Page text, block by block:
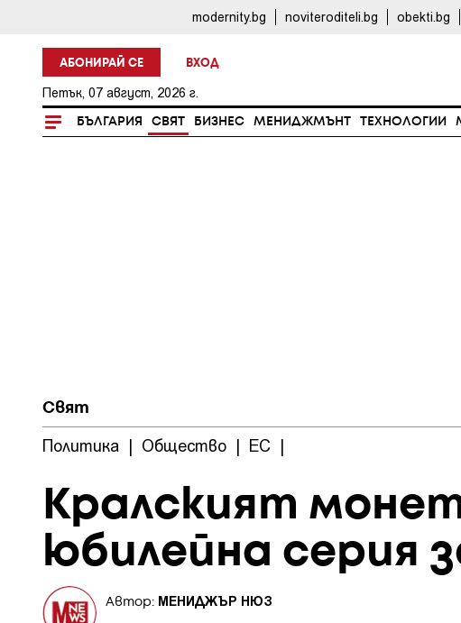
modernity.bg noviteroditeli.bg obekti.bg
АБОНИРАЙ СЕ ВХОД
Петък, 07 август, 2026 г.
БЪЛГАРИЯ СВЯТ БИЗНЕС МЕНИДЖМЪНТ ТЕХНОЛОГИИ
Свят
Политика | Общество | ЕС |
Кралският
юбилейна серия
Автор: МЕНИДЖЪР НЮЗ